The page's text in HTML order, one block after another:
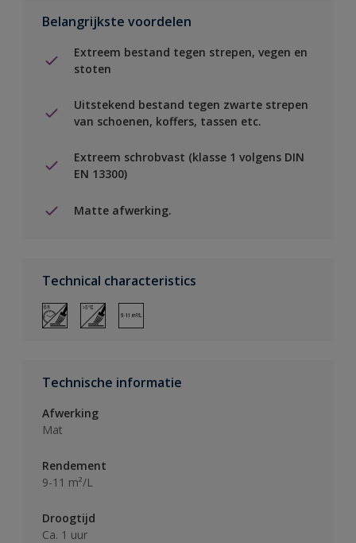
Belangrijkste voordelen
Extreem bestand tegen strepen, vegen en
stoten
Uitstekend bestand tegen zwarte strepen
van schoenen, koffers, tassen etc.
Extreem schrobvast (klasse 1 volgens DIN
EN 13300)
Matte afwerking.
Technical characteristics
Technische informatie
Afwerking
Mat
Rendement
9-11 m²/L
Droogtijd
Ca. 1 uur